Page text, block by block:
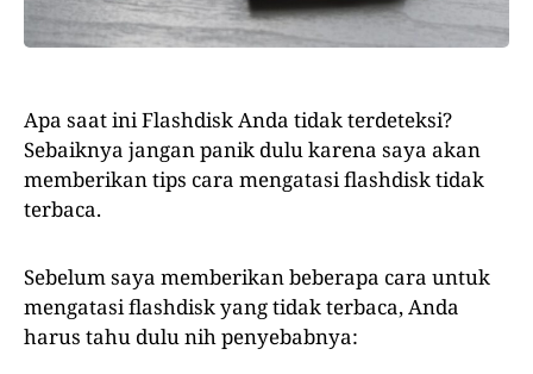
Apa saat ini Flashdisk Anda tidak terdeteksi?
Sebaiknya jangan panik dulu karena saya akan
memberikan tips cara mengatasi flashdisk tidak
terbaca.
Sebelum saya memberikan beberapa cara untuk
mengatasi flashdisk yang tidak terbaca, Anda
harus tahu dulu nih penyebabnya: